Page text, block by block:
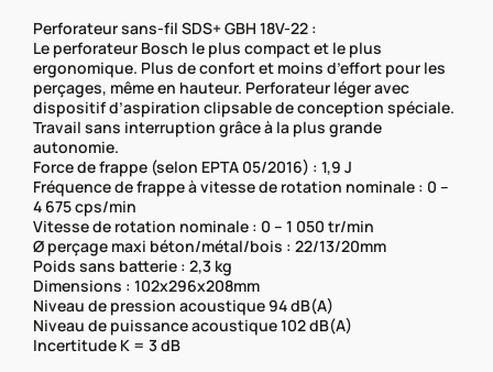
Perforateur sans-fil SDS+ GBH 18V-22 :
Le perforateur Bosch le plus compact et le plus
ergonomique. Plus de confort et moins d’effort pour les
perçages, même en hauteur. Perforateur léger avec
dispositif d’aspiration clipsable de conception spéciale.
Travail sans interruption grâce à la plus grande
autonomie.
Force de frappe (selon EPTA 05/2016) : 1,9 J
Fréquence de frappe à vitesse de rotation nominale : 0 –
4 675 cps/min
Vitesse de rotation nominale : 0 – 1 050 tr/min
Ø perçage maxi béton/métal/bois : 22/13/20mm
Poids sans batterie : 2,3 kg
Dimensions : 102x296x208mm
Niveau de pression acoustique 94 dB(A)
Niveau de puissance acoustique 102 dB(A)
Incertitude K = 3 dB